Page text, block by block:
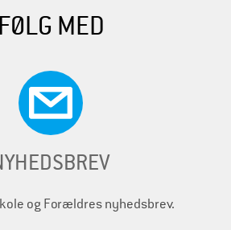
FØLG MED
og Forældres nyhedsbrev.